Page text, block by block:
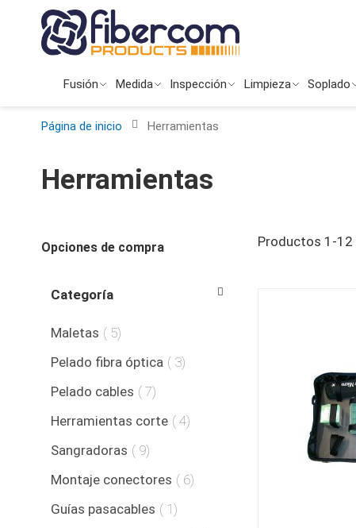
Ir
al
contenido
Fusión Medida Inspección Limpieza Soplado
Página de inicio Herramientas
Herramientas
Opciones de compra
Categoría
Maletas 5producto
Pelado fibra óptica
3producto
Pelado cables
7producto
Herramientas corte
4producto
Sangradoras
9producto
Montaje conectores
6producto
Guías pasacables
1producto
Productos 1 -12